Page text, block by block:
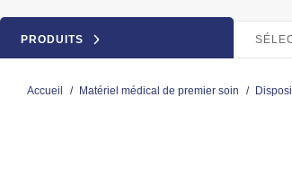
PRODUITS
Accueil / Matériel médical de premier soin /